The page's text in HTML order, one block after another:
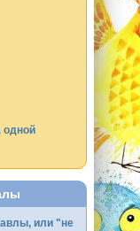
одной
или "не